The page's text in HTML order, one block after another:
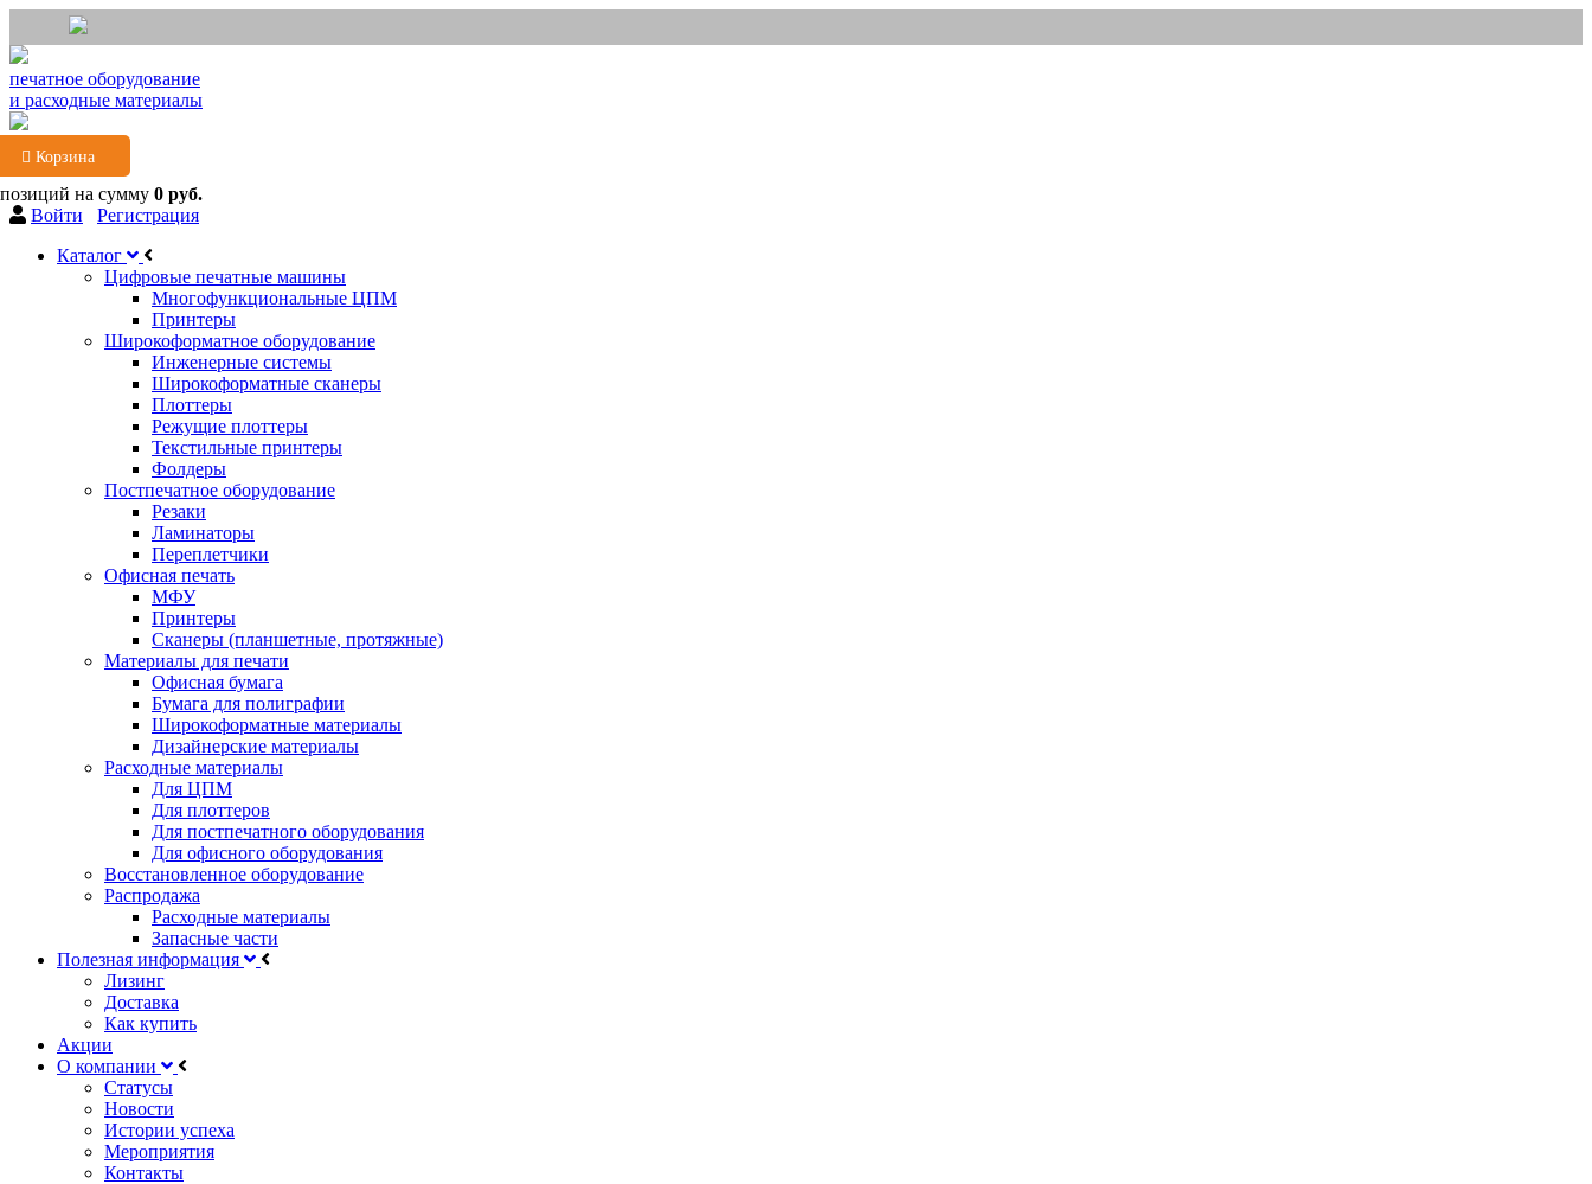
печатное оборудование
и расходные материалы
Корзина
на сумму 0 руб.
Войти
Регистрация
Каталог
Цифровые печатные машины
Многофункциональные ЦПМ
Принтеры
Широкоформатное оборудование
Инженерные системы
Широкоформатные сканеры
Плоттеры
Режущие плоттеры
Текстильные принтеры
Фолдеры
Постпечатное оборудование
Резаки
Ламинаторы
Переплетчики
Офисная печать
МФУ
Принтеры
Сканеры (планшетные, протяжные)
Материалы для печати
Офисная бумага
Бумага для полиграфии
Широкоформатные материалы
Дизайнерские материалы
Расходные материалы
Для ЦПМ
Для плоттеров
Для постпечатного оборудования
Для офисного оборудования
Восстановленное оборудование
Распродажа
Расходные материалы
Запасные части
Полезная информация
Лизинг
Доставка
Как купить
Акции
О компании
Статусы
Новости
Истории успеха
Мероприятия
Контакты